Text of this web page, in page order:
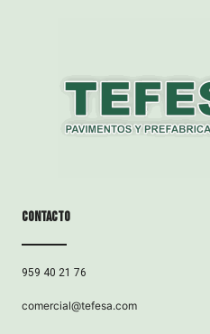
Contacto
959 40 21 76
comercial@tefesa.com